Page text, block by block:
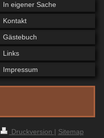
In eigener Sache
Kontakt
Gästebuch
Links
Impressum
Druckversion | Sitemap